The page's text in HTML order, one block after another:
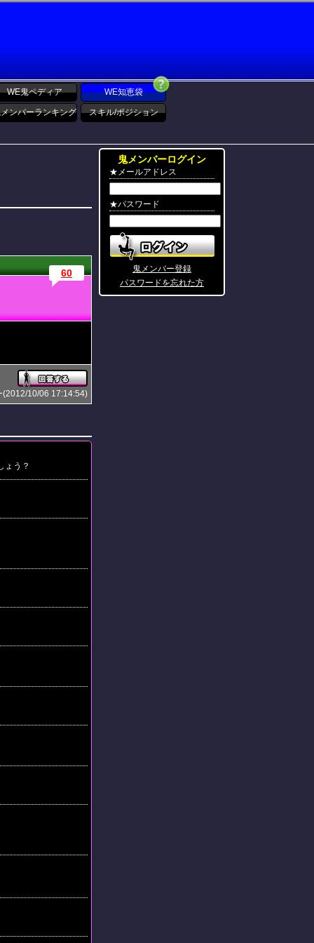
WE鬼ペディア WE知恵袋
ンバーランキング スキル/ポジション
60
(2012/10/06 17:14:54)
ょう？
鬼メンバーログイン
★メールアドレス
★パスワード
鬼メンバー登録
パスワードを忘れた方